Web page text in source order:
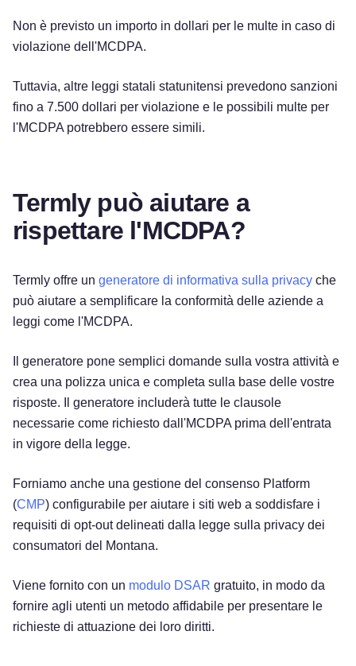
Non è previsto un importo in dollari per le multe in caso di
violazione dell'MCDPA.
Tuttavia, altre leggi statali statunitensi prevedono sanzioni
fino a 7.500 dollari per violazione e le possibili multe per
l'MCDPA potrebbero essere simili.
Termly può aiutare a
rispettare l'MCDPA?
Termly offre un generatore di informativa sulla privacy che
può aiutare a semplificare la conformità delle aziende a
leggi come l'MCDPA.
Il generatore pone semplici domande sulla vostra attività e
crea una polizza unica e completa sulla base delle vostre
risposte. Il generatore includerà tutte le clausole
necessarie come richiesto dall'MCDPA prima dell'entrata
in vigore della legge.
Forniamo anche una gestione del consenso Platform
(CMP) configurabile per aiutare i siti web a soddisfare i
requisiti di opt-out delineati dalla legge sulla privacy dei
consumatori del Montana.
Viene fornito con un modulo DSAR gratuito, in modo da
fornire agli utenti un metodo affidabile per presentare le
richieste di attuazione dei loro diritti.